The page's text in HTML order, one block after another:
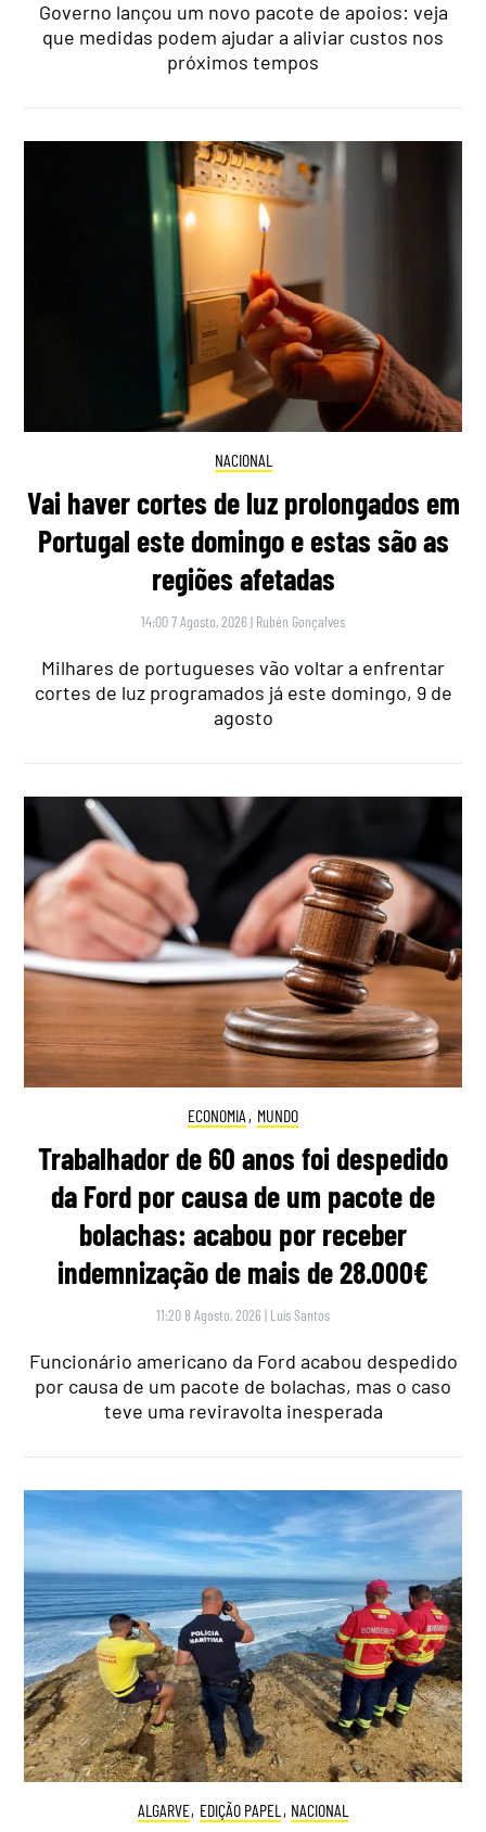
Governo lançou um novo pacote de apoios: veja
que medidas podem ajudar a aliviar custos nos
próximos tempos
NACIONAL
Vai haver cortes de luz prolongados em
Portugal este domingo e estas são as
regiões afetadas
14:00 7 Agosto, 2026 | Rubén Gonçalves
Milhares de portugueses vão voltar a enfrentar
cortes de luz programados já este domingo, 9 de
agosto
ECONOMIA , MUNDO
Trabalhador de 60 anos foi despedido
da Ford por causa de um pacote de
bolachas: acabou por receber
indemnização de mais de 28.000€
11:20 8 Agosto, 2026 | Luís Santos
Funcionário americano da Ford acabou despedido
por causa de um pacote de bolachas, mas o caso
teve uma reviravolta inesperada
ALGARVE, EDIÇÃO PAPEL , NACIONAL